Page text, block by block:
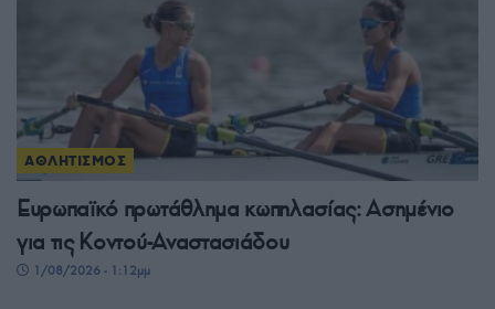
ΑΘΛΗΤΙΣΜΟΣ
Ευρωπαϊκό πρωτάθλημα κωπηλασίας: Ασημένιο
για τις Κοντού-Αναστασιάδου
1/08/2026 - 1:12μμ